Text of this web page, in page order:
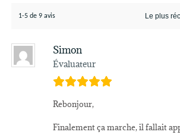
1-5 de 9 avis
Simon
Évaluateur
Rebonjour,
Finalement ça marche, il fallait